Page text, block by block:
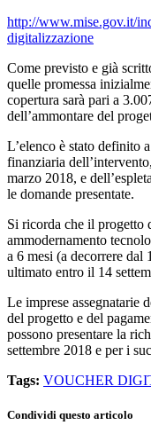
http://www.mise.gov.it/
digitalizzazione
Come previsto e già
quelle promessa
copertura sarà pari a
dell’ammontare del
L’elenco è stato definito
finanziaria
marzo 2018, e
le domande presentate.
Si ricorda che il progetto
ammodernamento
a 6 mesi (a decorrere dal
ultimato entro il 14
Le imprese assegnatarie
del progetto e del
possono presentare la
settembre 2018 e per i
Tags: VOUCHER
Condividi questo articolo